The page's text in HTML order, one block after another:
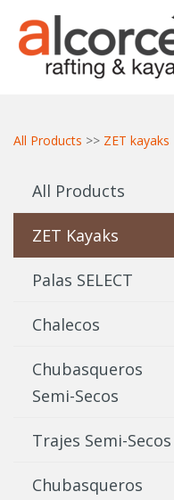
All Products >> ZET kayaks
All Products
ZET Kayaks
Palas SELECT
Chalecos
Chubasqueros
Semi-Secos
Trajes Semi-Secos
Chubasqueros